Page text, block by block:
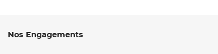
Nos Engagements